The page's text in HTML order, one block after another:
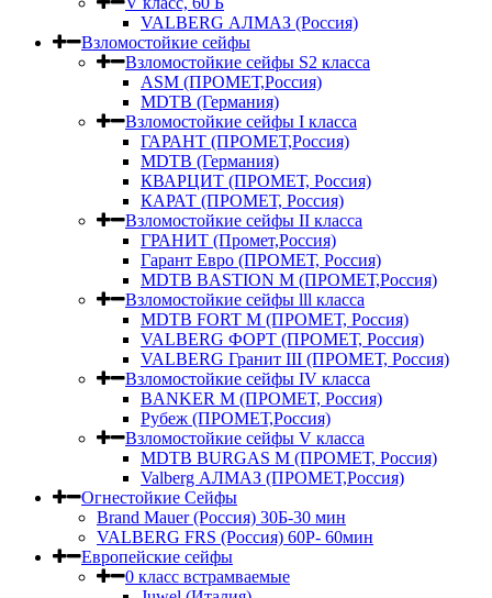
VALBERG АЛМАЗ (Россия)
Взломостойкие сейфы
Взломостойкие сейфы S2 класса
ASM (ПРОМЕТ,Россия)
MDTB (Германия)
Взломостойкие сейфы I класса
ГАРАНТ (ПРОМЕТ,Россия)
MDTB (Германия)
КВАРЦИТ (ПРОМЕТ, Россия)
КАРАТ (ПРОМЕТ, Россия)
Взломостойкие сейфы II класса
ГРАНИТ (Промет,Россия)
Гарант Евро (ПРОМЕТ, Россия)
MDTB BASTION M (ПРОМЕТ,Россия)
Взломостойкие сейфы lll класса
MDTB FORT M (ПРОМЕТ, Россия)
VALBERG ФОРТ (ПРОМЕТ, Россия)
VALBERG Гранит III (ПРОМЕТ, Россия)
Взломостойкие сейфы IV класса
BANKER M (ПРОМЕТ, Россия)
Рубеж (ПРОМЕТ,Россия)
Взломостойкие сейфы V класса
MDTB BURGAS M (ПРОМЕТ, Россия)
Valberg АЛМАЗ (ПРОМЕТ,Россия)
Огнестойкие Сейфы
Brand Mauer (Россия) 30Б-30 мин
VALBERG FRS (Россия) 60Р- 60мин
Европейские сейфы
0 класс встрамваемые